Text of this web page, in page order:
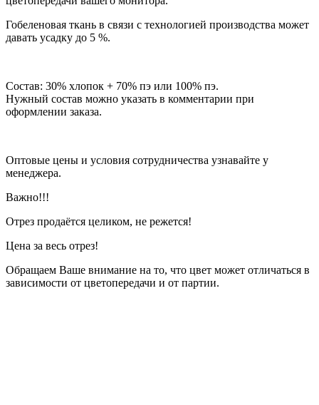
Гобеленовая ткань в связи с технологией производства может
давать усадку до 5 %.
Состав: 30% хлопок + 70% пэ или 100% пэ.
Нужный состав можно указать в комментарии при
оформлении заказа.
Оптовые цены и условия сотрудничества узнавайте у
менеджера.
Важно!!!
Отрез продаётся целиком, не режется!
Цена за весь отрез!
Обращаем Ваше внимание на то, что цвет может отличаться в
зависимости от цветопередачи и от партии.